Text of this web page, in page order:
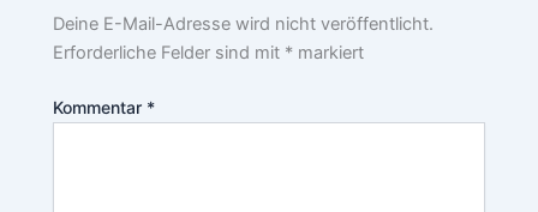
Deine E-Mail-Adresse wird nicht veröffentlicht.
Erforderliche Felder sind mit * markiert
Kommentar *